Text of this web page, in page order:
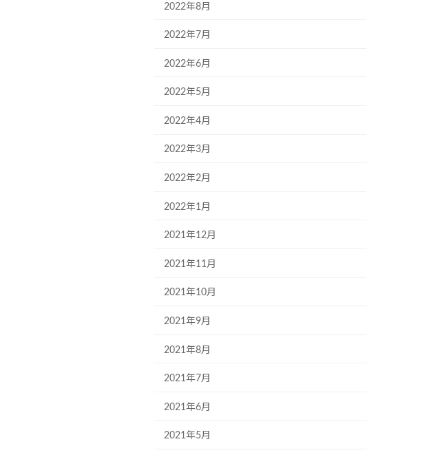
2022年8月
2022年7月
2022年6月
2022年5月
2022年4月
2022年3月
2022年2月
2022年1月
2021年12月
2021年11月
2021年10月
2021年9月
2021年8月
2021年7月
2021年6月
2021年5月